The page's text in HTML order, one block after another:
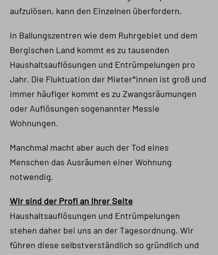
aufzulösen, kann den Einzelnen überfordern.
In Ballungszentren wie dem Ruhrgebiet und dem
Bergischen Land kommt es zu tausenden
Haushaltsauflösungen und Entrümpelungen pro
Jahr. Die Fluktuation der Mieter*innen ist groß und
immer häufiger kommt es zu Zwangsräumungen
oder Auflösungen sogenannter Messie
Wohnungen.
Manchmal macht aber auch der Tod eines
Menschen das Ausräumen einer Wohnung
notwendig.
Wir sind der Profi an Ihrer Seite
Haushaltsauflösungen und Entrümpelungen
stehen daher bei uns an der Tagesordnung. Wir
führen diese selbstverständlich so gründlich und